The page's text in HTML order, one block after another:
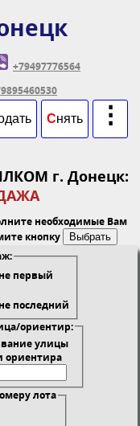
+79497776564
Снять ⋮
г. Донецк:
необходимые Вам
кнопку
не первый
не последний
ориентир:
улицы
ориентира
лота